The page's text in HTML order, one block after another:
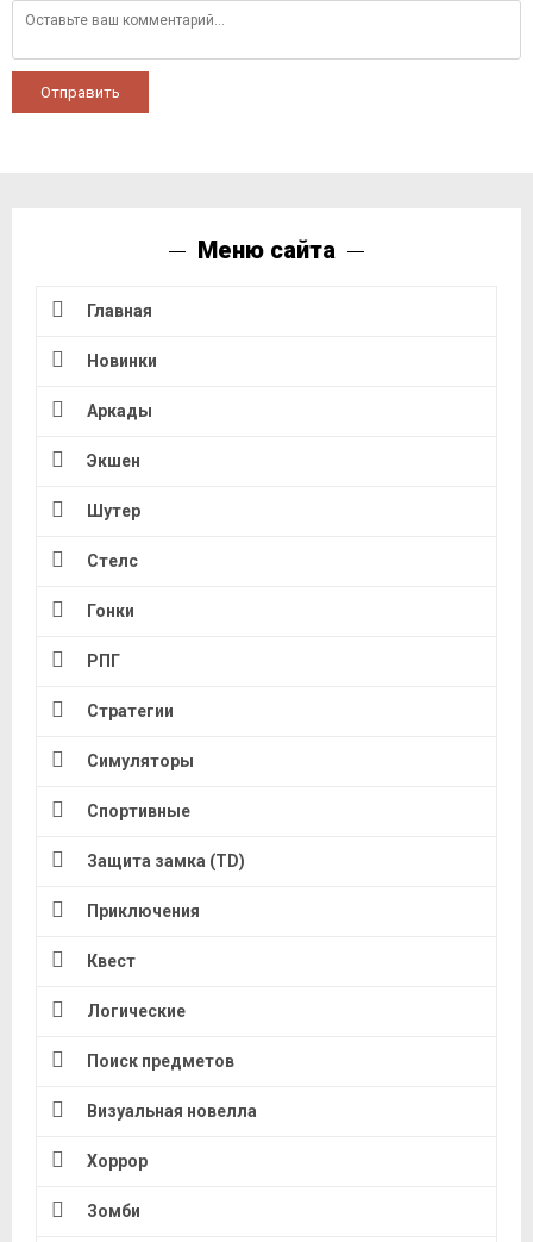
Отправить
Меню сайта
Главная
Новинки
Аркады
Экшен
Шутер
Стелс
Гонки
РПГ
Стратегии
Симуляторы
Спортивные
Защита замка (TD)
Приключения
Квест
Логические
Поиск предметов
Визуальная новелла
Хоррор
Зомби